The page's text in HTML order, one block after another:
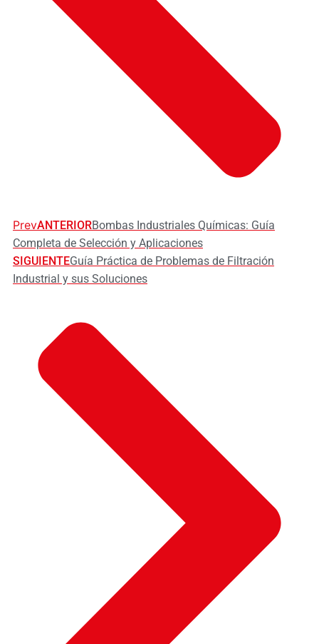
PrevANTERIORBombas Industriales Químicas: Guía
Completa de Selección y Aplicaciones
SIGUIENTEGuía Práctica de Problemas de Filtración
Industrial y sus Soluciones